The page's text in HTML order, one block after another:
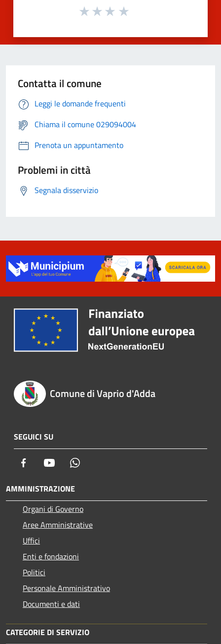
Contatta il comune
Leggi le domande frequenti
Chiama il comune 029094004
Prenota un appuntamento
Problemi in città
Segnala disservizio
Comune di Vaprio d'Adda
SEGUICI SU
Facebook Youtube
AMMINISTRAZIONE
Organi di Governo
Aree Amministrative
Uffici
Enti e fondazioni
Politici
Personale Amministrativo
Documenti e dati
CATEGORIE DI SERVIZIO